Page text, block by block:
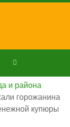
и района
горожанина
купюры